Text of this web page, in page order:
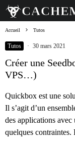
Accueil Tutos
Tutos · 30 mars 2021
Créer une
VPS…)
Quickbox est une
Il s’agit d’un
des applications
quelques